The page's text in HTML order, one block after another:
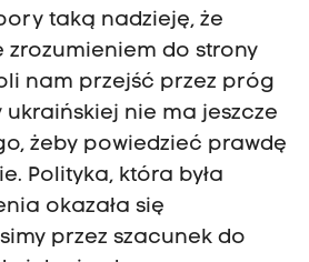
taką nadzieję, że
zrozumieniem do strony
nam przejść przez próg
ukraińskiej nie ma jeszcze
żeby powiedzieć prawdę
Polityka, która była
okazała się
przez szacunek do